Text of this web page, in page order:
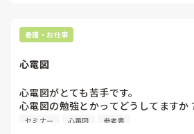
看護・お仕事
心電図
心電図がとても苦手です。
心電図の勉強とかってどうしてますか
YouTube、セミナーがあれば教えて欲
セミナー 心電図 参考書